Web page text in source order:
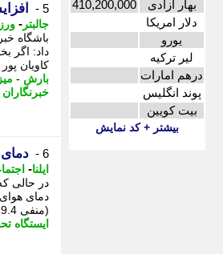
بهار ازادی
410,200,000
دلار امریکا
یورو
لیر ترکیه
درهم امارات
پوند انگلیس
بیت کویین
بیشتر + کد نمایش
5 -
جالبتر -
داد: اگر
کاویان
بارش -
خبرنگاران
6 - دمای
ایلنا-
در حالی
(منفی 119.4 درجه فارنهایت) رسید.
ایستگاه